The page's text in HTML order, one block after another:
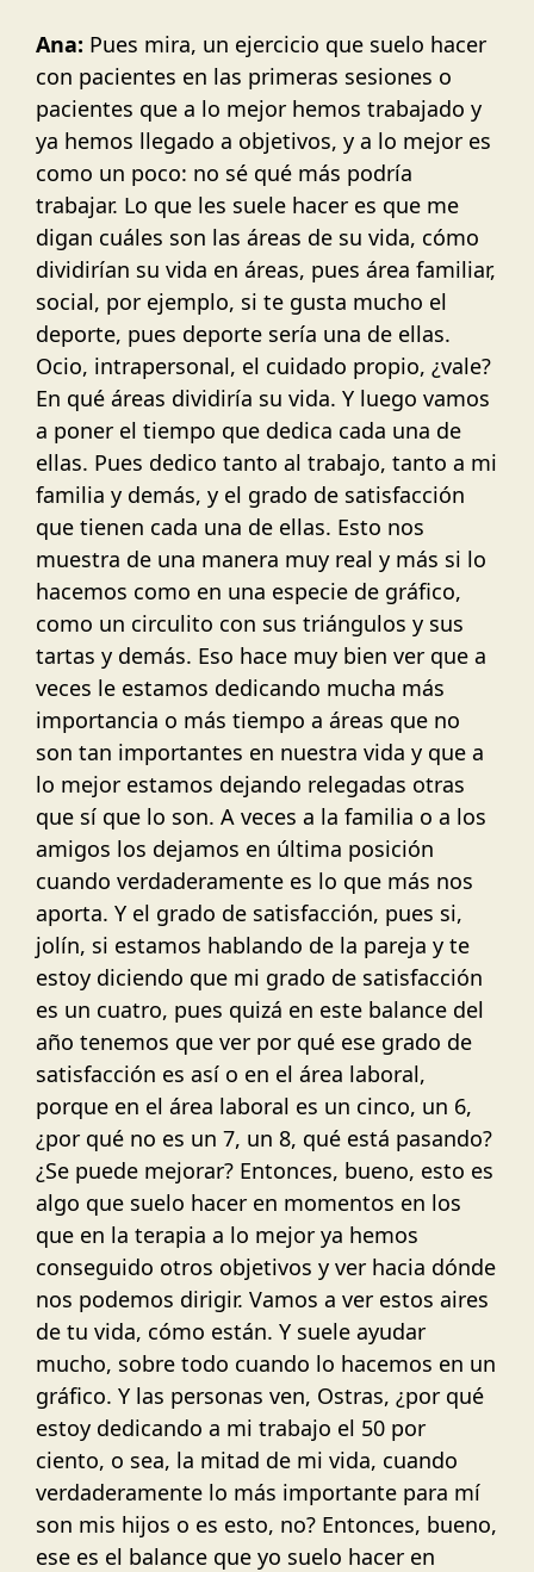
Ana: Pues mira, un ejercicio que suelo hacer
con pacientes en las primeras sesiones o
pacientes que a lo mejor hemos trabajado y
ya hemos llegado a objetivos, y a lo mejor es
como un poco: no sé qué más podría
trabajar. Lo que les suele hacer es que me
digan cuáles son las áreas de su vida, cómo
dividirían su vida en áreas, pues área familiar,
social, por ejemplo, si te gusta mucho el
deporte, pues deporte sería una de ellas.
Ocio, intrapersonal, el cuidado propio, ¿vale?
En qué áreas dividiría su vida. Y luego vamos
a poner el tiempo que dedica cada una de
ellas. Pues dedico tanto al trabajo, tanto a mi
familia y demás, y el grado de satisfacción
que tienen cada una de ellas. Esto nos
muestra de una manera muy real y más si lo
hacemos como en una especie de gráfico,
como un circulito con sus triángulos y sus
tartas y demás. Eso hace muy bien ver que a
veces le estamos dedicando mucha más
importancia o más tiempo a áreas que no
son tan importantes en nuestra vida y que a
lo mejor estamos dejando relegadas otras
que sí que lo son. A veces a la familia o a los
amigos los dejamos en última posición
cuando verdaderamente es lo que más nos
aporta. Y el grado de satisfacción, pues si,
jolín, si estamos hablando de la pareja y te
estoy diciendo que mi grado de satisfacción
es un cuatro, pues quizá en este balance del
año tenemos que ver por qué ese grado de
satisfacción es así o en el área laboral,
porque en el área laboral es un cinco, un 6,
¿por qué no es un 7, un 8, qué está pasando?
¿Se puede mejorar? Entonces, bueno, esto es
algo que suelo hacer en momentos en los
que en la terapia a lo mejor ya hemos
conseguido otros objetivos y ver hacia dónde
nos podemos dirigir. Vamos a ver estos aires
de tu vida, cómo están. Y suele ayudar
mucho, sobre todo cuando lo hacemos en un
gráfico. Y las personas ven, Ostras, ¿por qué
estoy dedicando a mi trabajo el 50 por
ciento, o sea, la mitad de mi vida, cuando
verdaderamente lo más importante para mí
son mis hijos o es esto, no? Entonces, bueno,
ese es el balance que yo suelo hacer en